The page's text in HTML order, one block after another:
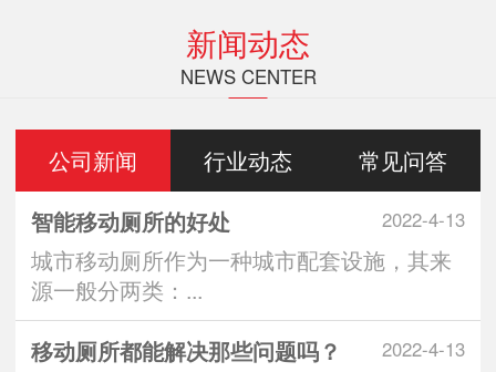
新闻动态
NEWS CENTER
公司新闻 行业动态 常见问答
2022-4-13
智能移动厕所的好处
城市移动厕所作为一种城市配套设施，其来
源一般分两类：...
2022-4-13
移动厕所都能解决那些问题吗？